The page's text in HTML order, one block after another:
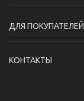
ДЛЯ ПОКУПАТЕЛЕЙ
КОНТАКТЫ